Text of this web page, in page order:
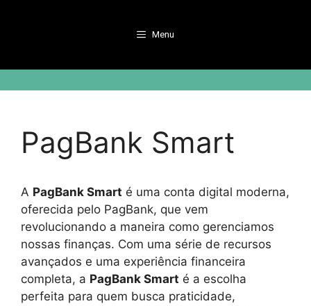
Menu
PagBank Smart
A PagBank Smart é uma conta digital moderna,
oferecida pelo PagBank, que vem
revolucionando a maneira como gerenciamos
nossas finanças. Com uma série de recursos
avançados e uma experiência financeira
completa, a PagBank Smart é a escolha
perfeita para quem busca praticidade,